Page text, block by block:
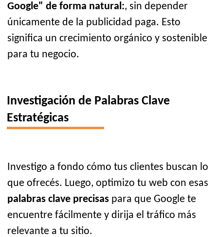
Google" de forma natural:, sin depender
únicamente de la publicidad paga. Esto
significa un crecimiento orgánico y sostenible
para tu negocio.
Investigación de Palabras Clave
Estratégicas
Investigo a fondo cómo tus clientes buscan lo
que ofrecés. Luego, optimizo tu web con esas
palabras clave precisas para que Google te
encuentre fácilmente y dirija el tráfico más
relevante a tu sitio.